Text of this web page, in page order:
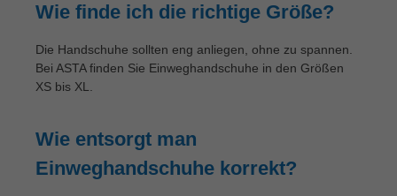
Wie finde ich die richtige Größe?
Die Handschuhe sollten eng anliegen, ohne zu spannen.
Bei ASTA finden Sie Einweghandschuhe in den Größen
XS bis XL.
Wie entsorgt man
Einweghandschuhe korrekt?